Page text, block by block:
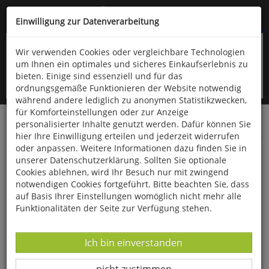
Kompletten Head der Seite überspringen
oder (06766) 9323-960
Startseite Bücher Literatur Belletristik
Die ehrlose Wildbacherin
Einwilligung zur Datenverarbeitung
Wir verwenden Cookies oder vergleichbare Technologien
um Ihnen ein optimales und sicheres Einkaufserlebnis zu
bieten. Einige sind essenziell und für das
ordnungsgemäße Funktionieren der Website notwendig
während andere lediglich zu anonymen Statistikzwecken,
für Komforteinstellungen oder zur Anzeige
personalisierter Inhalte genutzt werden. Dafür können Sie
hier Ihre Einwilligung erteilen und jederzeit widerrufen
oder anpassen. Weitere Informationen dazu finden Sie in
unserer Datenschutzerklärung. Sollten Sie optionale
Cookies ablehnen, wird Ihr Besuch nur mit zwingend
notwendigen Cookies fortgeführt. Bitte beachten Sie, dass
auf Basis Ihrer Einstellungen womöglich nicht mehr alle
Funktionalitäten der Seite zur Verfügung stehen.
Datenverarbeitung -
Ich bin einverstanden